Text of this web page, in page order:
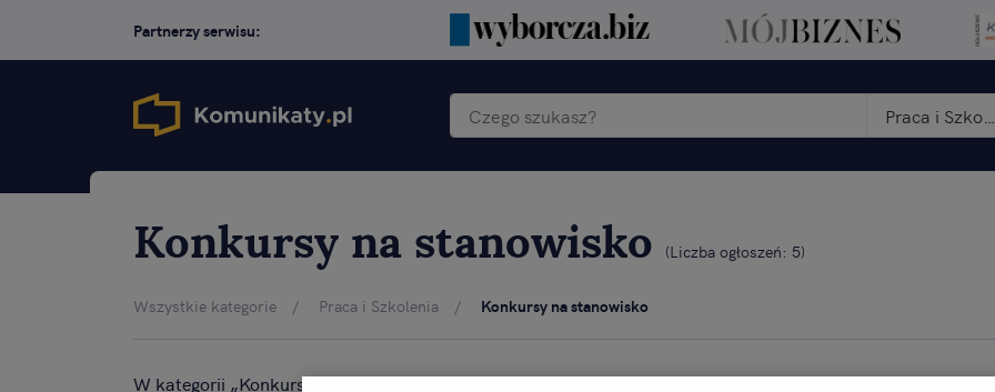
Partnerzy serwisu:
Praca i Szkolenia
Konkursy na stanowisko (Liczba ogłoszeń: 5)
Wszystkie kategorie Praca i Szkolenia Konkursy na stanowisko
W kategorii „Konkursy na stanowisko” znajdą Państwo przede wszystkim ogłoszenia o konkursach na